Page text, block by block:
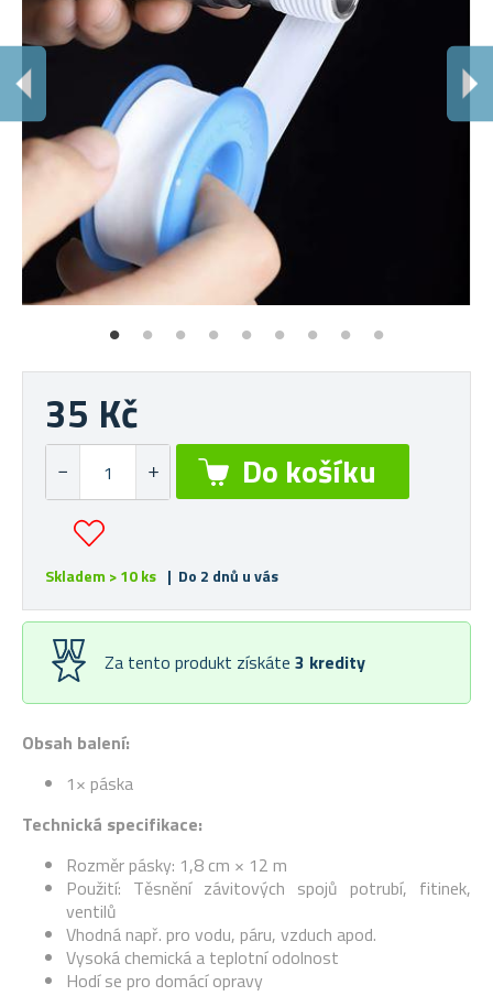
Obsah balení:
1× páska
Technická specifikace:
Rozměr pásky: 1,8 cm × 12 m
Použití: Těsnění závitových spojů potrubí, fitinek,
ventilů
Vhodná např. pro vodu, páru, vzduch apod.
Vysoká chemická a teplotní odolnost
Hodí se pro domácí opravy
35 Kč
Skladem > 10 ks | Do 2 dnů u vás
Za tento produkt získáte 3 kredity